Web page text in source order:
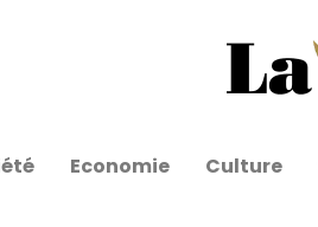
Economie Culture